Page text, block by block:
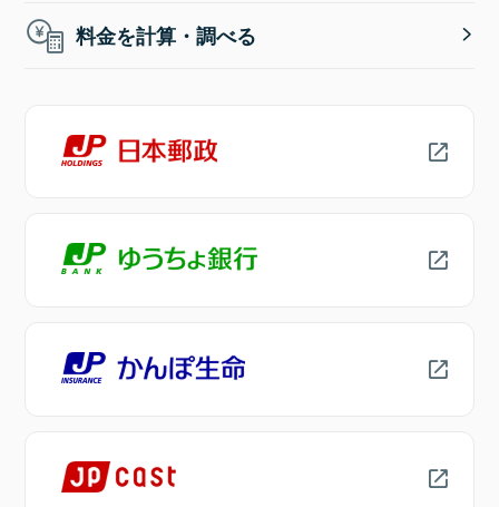
料金を計算・調べる